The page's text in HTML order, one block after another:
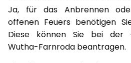
Ja, für das Anbrennen
offenen Feuers benötigen
Diese können Sie bei der
Wutha-Farnroda beantragen.